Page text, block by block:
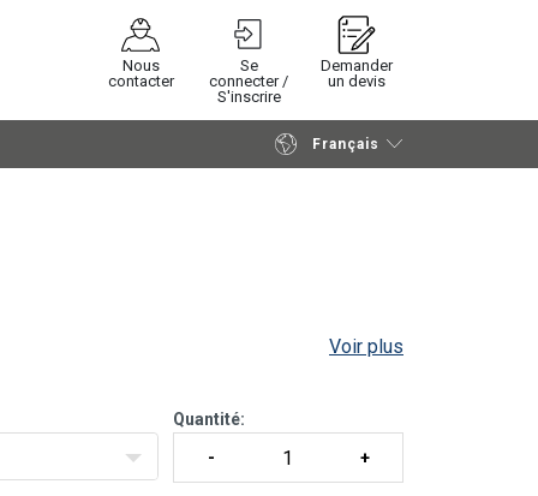
Nous
contacter
Se
connecter /
S'inscrire
Demander
un devis
Français
Poursuivre Envoyer demande
Voir plus
Quantité: